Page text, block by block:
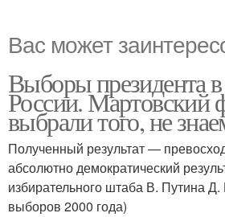
Вас может
Выборы президента в
России. Мартовский
выбрали того, не
Полученный результат —
абсолютно демократический
избирательного штаба В. Путина
выборов 2000 года)